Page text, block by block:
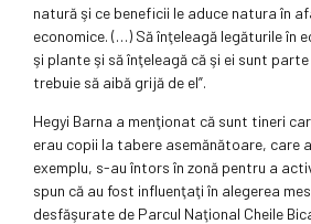
natură şi ce beneficii le aduce natura în
economice. (…) Să înţeleagă legăturile în
şi plante şi să înţeleagă că şi ei sunt
trebuie să aibă grijă de el”.
Hegyi Barna a menţionat că sunt tineri
erau copii la tabere asemănătoare, care
exemplu, s-au întors în zonă pentru a
spun că au fost influenţaţi în alegerea
desfăşurate de Parcul Naţional Cheile